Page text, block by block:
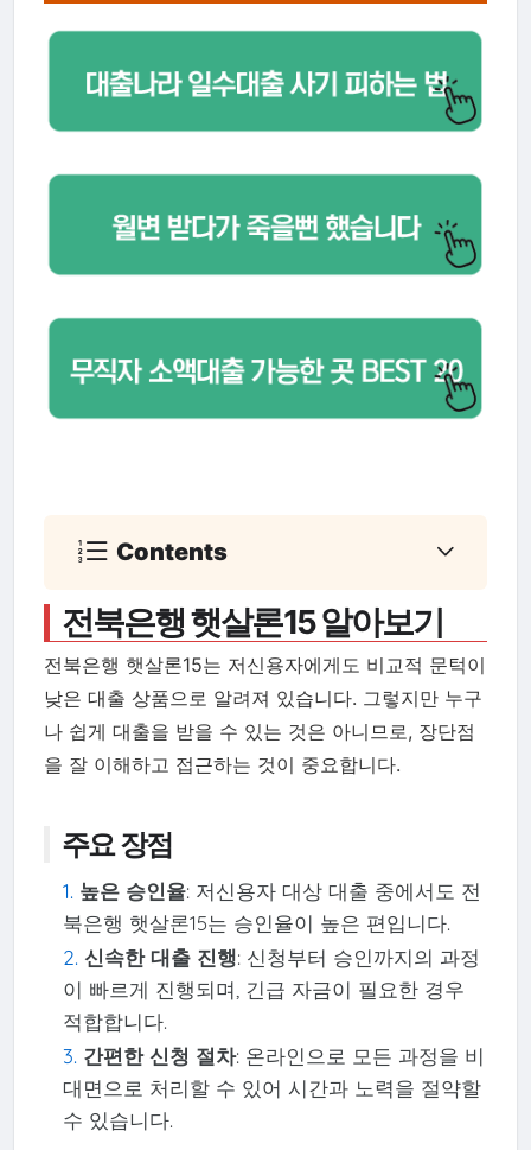
Contents
전북은행 햇살론15 알아보기
전북은행 햇살론15는 저신용자에게도 비교적 문턱이
낮은 대출 상품으로 알려져 있습니다. 그렇지만 누구
나 쉽게 대출을 받을 수 있는 것은 아니므로, 장단점
을 잘 이해하고 접근하는 것이 중요합니다.
주요 장점
높은 승인율: 저신용자 대상 대출 중에서도 전
북은행 햇살론15는 승인율이 높은 편입니다.
신속한 대출 진행: 신청부터 승인까지의 과정
이 빠르게 진행되며, 긴급 자금이 필요한 경우
적합합니다.
간편한 신청 절차: 온라인으로 모든 과정을 비
대면으로 처리할 수 있어 시간과 노력을 절약할
수 있습니다.